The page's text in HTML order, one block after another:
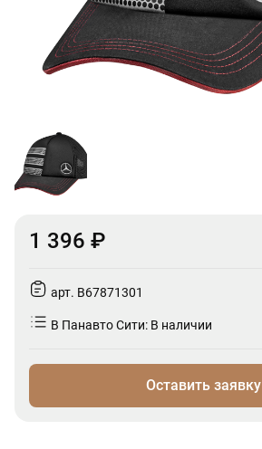
1 396 ₽
арт. B67871301
В Панавто Сити: В наличии
Оставить заявку